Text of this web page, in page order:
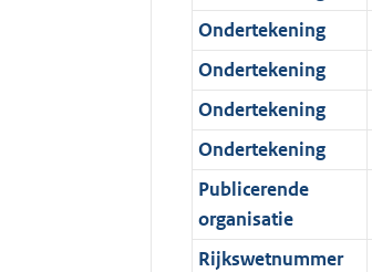
a
t
Ondertekening
Ondertekening
Ondertekening
Ondertekening
Publicerende
organisatie
Rijkswetnummer